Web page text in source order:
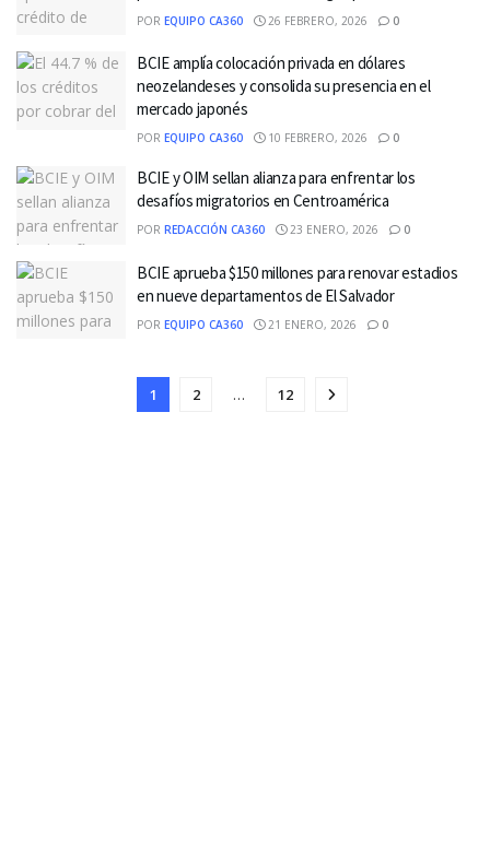
POR EQUIPO CA360 26 FEBRERO, 2026 0
BCIE amplía colocación privada en dólares
neozelandeses y consolida su presencia en el
mercado japonés
POR EQUIPO CA360 10 FEBRERO, 2026 0
BCIE y OIM sellan alianza para enfrentar los
desafíos migratorios en Centroamérica
POR REDACCIÓN CA360 23 ENERO, 2026 0
BCIE aprueba $150 millones para renovar estadios
en nueve departamentos de El Salvador
POR EQUIPO CA360 21 ENERO, 2026 0
1 2 … 12